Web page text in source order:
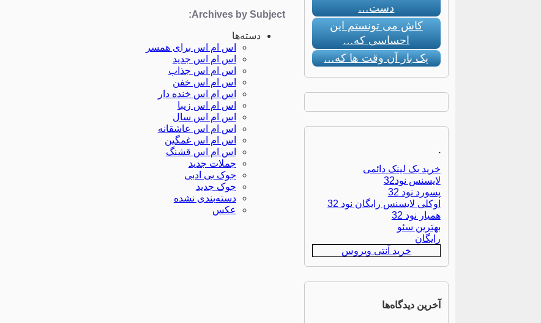
Archives by Subject:
دسته‌ها
اس ام اس برای همسر
اس ام اس جدید
اس ام اس جذاب
اس ام اس خفن
اس ام اس خنده دار
اس ام اس زیبا
اس ام اس سال
اس ام اس عاشقانه
اس ام اس غمگین
اس ام اس قشنگ
جملات جدید
جوک بی ادبی
جوک جدید
دسته‌بندی نشده
عکس
دست…
کاش می تونستم این
احساسی که…
یک بار آن وقت ها که…
.
خرید بک لینک دائمی
لایسنس نود32
پسورد نود 32
اوکلی لایسنس رایگان نود 32
همیار نود 32
بهترین سئو
رایگان
خرید آنتی ویروس
آخرین دیدگاه‌ها